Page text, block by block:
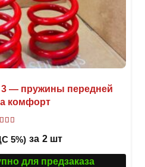
3 — пружины передней
комфорт
5%) за 2 шт
для предзаказа